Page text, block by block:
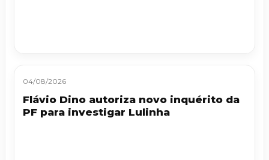
04/08/2026
Flávio Dino autoriza novo inquérito da
PF para investigar Lulinha